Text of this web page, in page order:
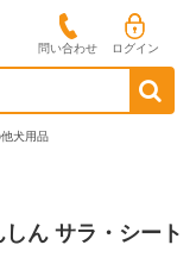
問い合わせ ログイン
犬用品
ん サラ・シート